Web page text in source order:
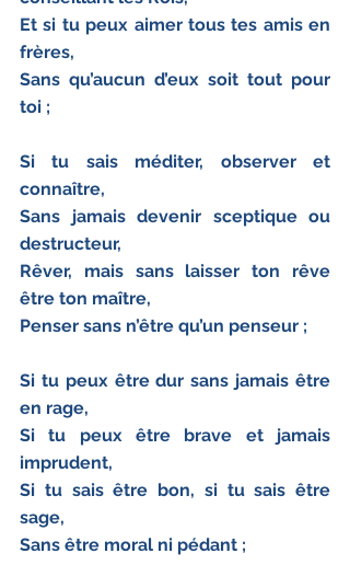
Et si tu peux aimer tous tes amis en
frères,
Sans qu’aucun d’eux soit tout pour
toi ;
Si tu sais méditer, observer et
connaître,
Sans jamais devenir sceptique ou
destructeur,
Rêver, mais sans laisser ton rêve
être ton maître,
Penser sans n’être qu’un penseur ;
Si tu peux être dur sans jamais être
en rage,
Si tu peux être brave et jamais
imprudent,
Si tu sais être bon, si tu sais être
sage,
Sans être moral ni pédant ;